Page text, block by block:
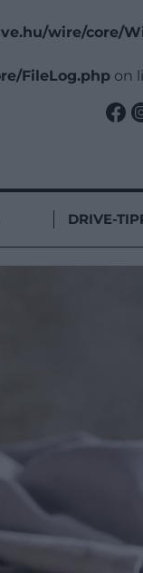
wire/core/
FileLog.php on
DRIVE-